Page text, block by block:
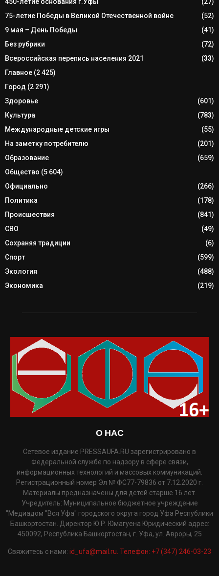
75-летие Победы в Великой Отечественной войне
(52)
9 мая – День Победы
(41)
Без рубрики
(72)
Всероссийская перепись населения 2021
(33)
Главное (2 425)
Город (2 291)
Здоровье
(601)
Культура
(783)
Международные детские игры
(55)
На заметку потребителю
(201)
Образование
(659)
Общество (5 604)
Официально
(266)
Политика
(178)
Происшествия
(841)
СВО
(49)
Сохраняя традиции
(6)
Спорт
(599)
Экология
(488)
Экономика
(219)
О НАС
Сетевое издание PRESSAUFA.RU зарегистрировано в
Федеральной службе по надзору в сфере связи,
информационных технологий и массовых коммуникаций.
Регистрационный номер Эл № ФС77-79836 от 7.12.2020 г.
Материалы предназначены для детей старше 16 лет.
Учредитель: Муниципальное бюджетное учреждение
"Медиадом "Вся Уфа" городского округа город Уфа Республики
Башкортостан. Директор Ю.Р. Юмагуена Юридический адрес:
450092, Республика Башкортостан, г. Уфа, ул. Авроры, 25
Свяжитесь с нами: id_ufa@mail.ru. Телефон: +7 (347) 246-03-23